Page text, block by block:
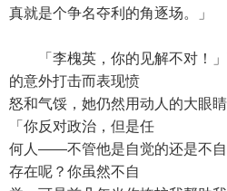
真就是个争名夺利的角逐场。」
「李槐英，你的见解不对！」
的意外打击而表现愤
怒和气馁，她仍然用动人的大眼
「你反对政治，但是任
何人——不管他是自觉的还是不
存在呢？你虽然不自